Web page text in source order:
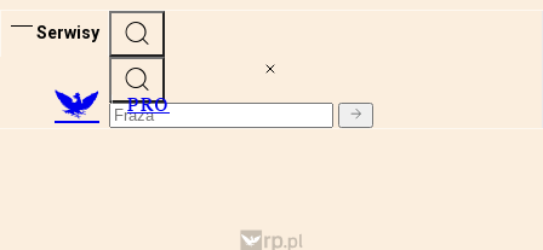
Serwisy
PRO